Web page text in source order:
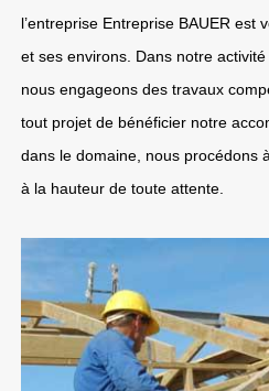
l’entreprise Entreprise BAUER est
et ses environs. Dans notre
nous engageons des travaux
tout projet de bénéficier notre
dans le domaine, nous procédons
à la hauteur de toute attente.